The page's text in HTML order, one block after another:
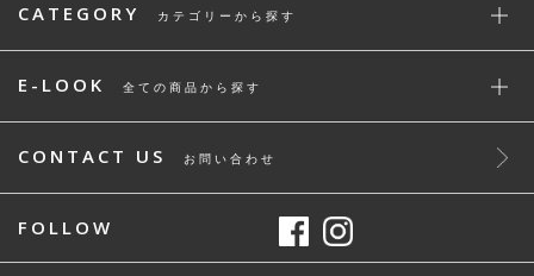
CATEGORY カテゴリーから探す
E-LOOK 全ての商品から探す
CONTACT US お問い合わせ
FOLLOW